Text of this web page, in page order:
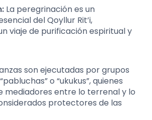
La peregrinación es un
del Qoyllur Rit’i,
viaje de purificación espiritual y
son ejecutadas por grupos
o “ukukus”, quienes
mediadores entre lo terrenal y lo
protectores de las